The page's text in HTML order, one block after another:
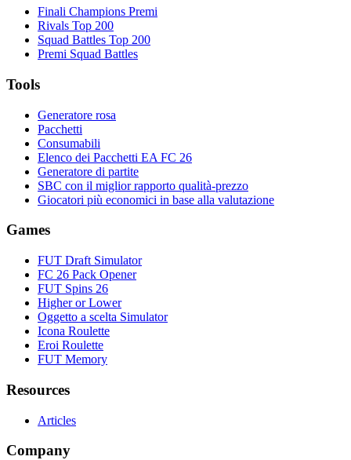
Finali Champions Premi
Rivals Top 200
Squad Battles Top 200
Premi Squad Battles
Tools
Generatore rosa
Pacchetti
Consumabili
Elenco dei Pacchetti EA FC 26
Generatore di partite
SBC con il miglior rapporto qualità-prezzo
Giocatori più economici in base alla valutazione
Games
FUT Draft Simulator
FC 26 Pack Opener
FUT Spins 26
Higher or Lower
Oggetto a scelta Simulator
Icona Roulette
Eroi Roulette
FUT Memory
Resources
Articles
Company